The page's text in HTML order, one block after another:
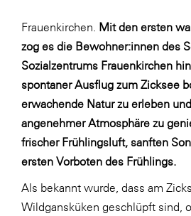
FRoSTA
Gardena
Gas Connect Austria
GBV - Verband
Bauvereinigungen
Frauenkirchen. Mit den ersten
zog es die Bewohner:innen des
Sozialzentrums Frauenkirchen
spontaner Ausflug zum Zicksee
erwachende Natur zu erleben
angenehmer Atmosphäre zu
frischer Frühlingsluft, sanften
ersten Vorboten des Frühlings.
Als bekannt wurde, dass am
Wildgansküken geschlüpft sind,